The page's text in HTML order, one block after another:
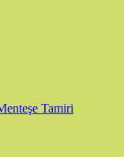
Tamiri